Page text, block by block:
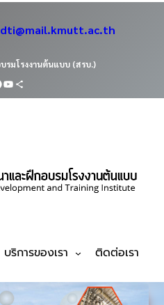
มโรงงานต้นแบบ (สรบ.)
บริการของเรา ติดต่อเรา